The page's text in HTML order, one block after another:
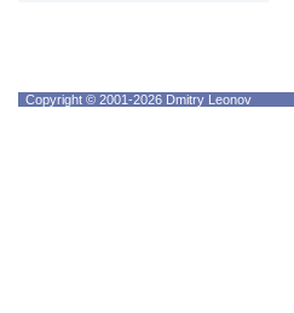
Copyright © 2001-2026 Dmitry Leonov